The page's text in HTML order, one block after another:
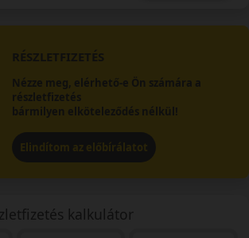
RÉSZLETFIZETÉS
Nézze meg, elérhető-e Ön számára a
részletfizetés
bármilyen elköteleződés nélkül!
Elindítom az előbírálatot
kalkulátor